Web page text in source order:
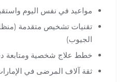
مواعيد في نفس اليوم
تقنيات تشخيص متقدمة
الجيوب)
خطط علاج شخصية ومتابعة
ثقة آلاف المرضى في